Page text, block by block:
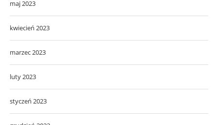
maj 2023
kwiecień 2023
marzec 2023
luty 2023
styczeń 2023